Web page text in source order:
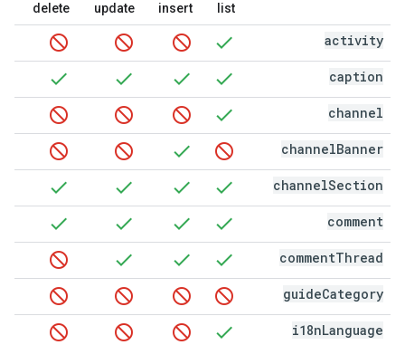
list
insert
update
delete
activity
caption
channel
channelBanner
channelSection
comment
commentThread
guideCategory
i18nLanguage